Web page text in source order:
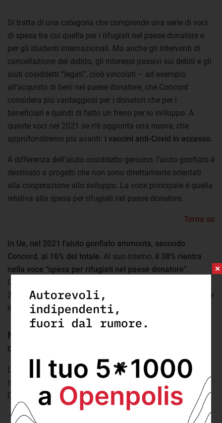
Si tratta di una categoria che comprende una serie di voci
di spesa tra cui quella per i rifugiati nel paese donatore e
per gli studenti internazionali. Ma anche gli interventi di
cancellazione del debito, gli interessi passivi sui debiti e gli
aiuti cosiddetti “legati”, cioè vincolati – ad esempio
all’acquisto di beni nel paese donatore, che Concord
considera più vantaggiosi per i donatori che per i
beneficiari e quindi di fatto un freno per lo sviluppo. A
queste voci nel 2021 se n’è aggiunta una nuova, che
approfondiremo più avanti: i vaccini anti-Covid in eccesso
A differenza dell’aiuto cosiddetto genuino, l’aiuto gonfiato è
destinato a progetti che non sono direttamente orientati
alla cooperazione allo sviluppo. La voce principale è quella
relativa alla spesa per rifugiati nel paese donatore.
Torna su
In Ue, nel 2021 l’aiuto gonfiato ammonta, secondo
Concord, al 16% del totale . Al suo interno, il 38% rientra
nella voce “spesa per rifugiati nel paese donatore”
Osservando i dati, vediamo che nel passaggio dal 2020 al
2021 è diminuito l’aiuto genuino (in rapporto al Rnl) mentre
è aumentato quello gonfiato.
Nel 2021 aumenta la distanza dall’obiettivo
dello 0,70%
L’aiuto genuino e gonfiato in rapporto al reddito
nazionale lordo, e il gap rispetto all’obiettivo dello
0,70%, nei paesi Ue (2018-2021)